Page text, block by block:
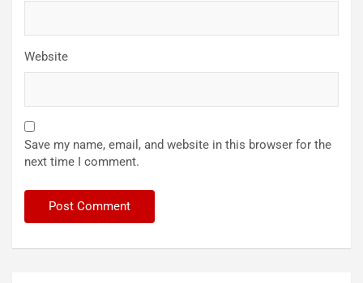
Website
Save my name, email, and website in this browser for the
next time I comment.